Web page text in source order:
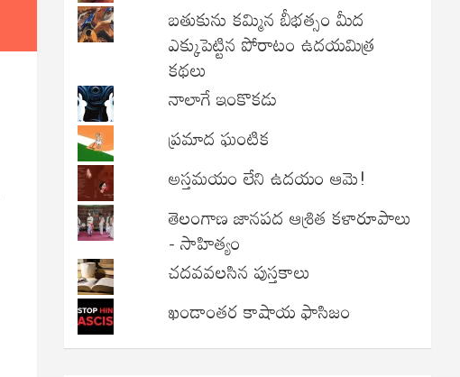
బతుకును కమ్మిన బీభత్సం మీద
ఎక్కుపెట్టిన పోరాటం ఉదయమిత్ర
కథలు
నాలాగే ఇంకొకడు
ప్రమాద ఘంటిక
అస్తమయం లేని ఉదయం ఆమె!
తెలంగాణ జానపద ఆశ్రిత కళారూపాలు
- సాహిత్యం
చదవవలసిన పుస్తకాలు
ఖండాంతర కాషాయ ఫాసిజం